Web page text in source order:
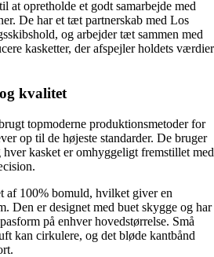
at opretholde et godt samarbejde med
De har et tæt partnerskab med Los
og arbejder tæt sammen med
kasketter, der afspejler holdets værdier
kvalitet
topmoderne produktionsmetoder for
op til de højeste standarder. De bruger
hver kasket er omhyggeligt fremstillet med
af 100% bomuld, hvilket giver en
Den er designet med buet skygge og har
på enhver hovedstørrelse. Små
kan cirkulere, og det bløde kantbånd